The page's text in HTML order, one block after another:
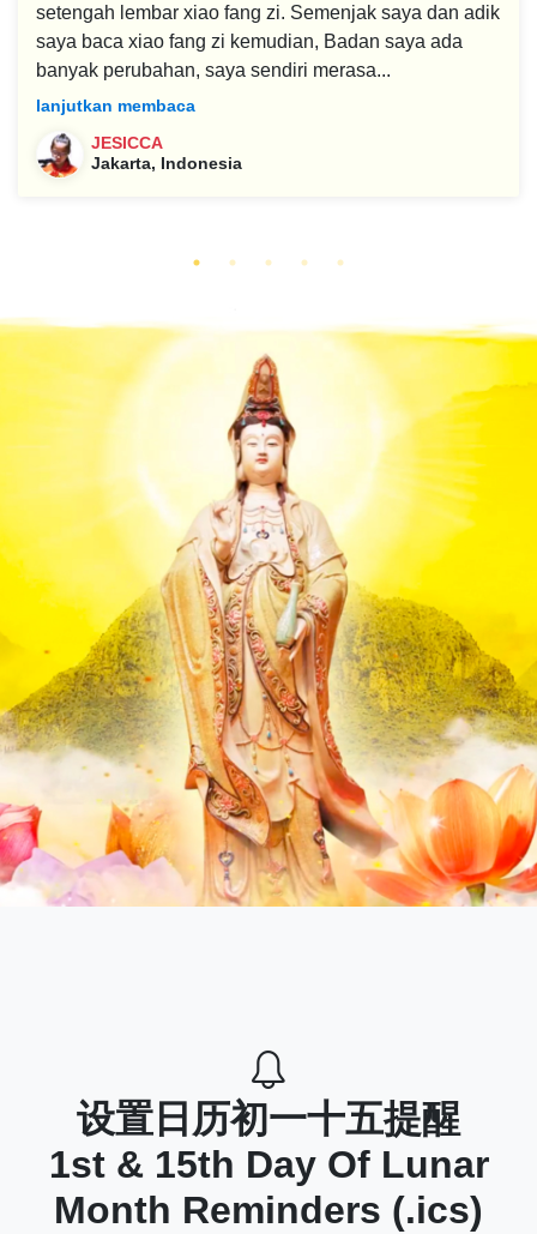
setengah lembar xiao fang zi. Semenjak saya dan adik
saya baca xiao fang zi kemudian, Badan saya ada
banyak perubahan, saya sendiri merasa...
lanjutkan membaca
JESICCA
Jakarta, Indonesia
设置日历初一十五提醒
1st & 15th Day Of Lunar
Month Reminders (.ics)